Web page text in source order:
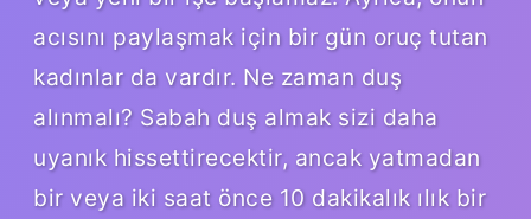
acısını paylaşmak için bir gün oruç tutan
kadınlar da vardır. Ne zaman duş
alınmalı? Sabah duş almak sizi daha
uyanık hissettirecektir, ancak yatmadan
bir veya iki saat önce 10 dakikalık ılık bir